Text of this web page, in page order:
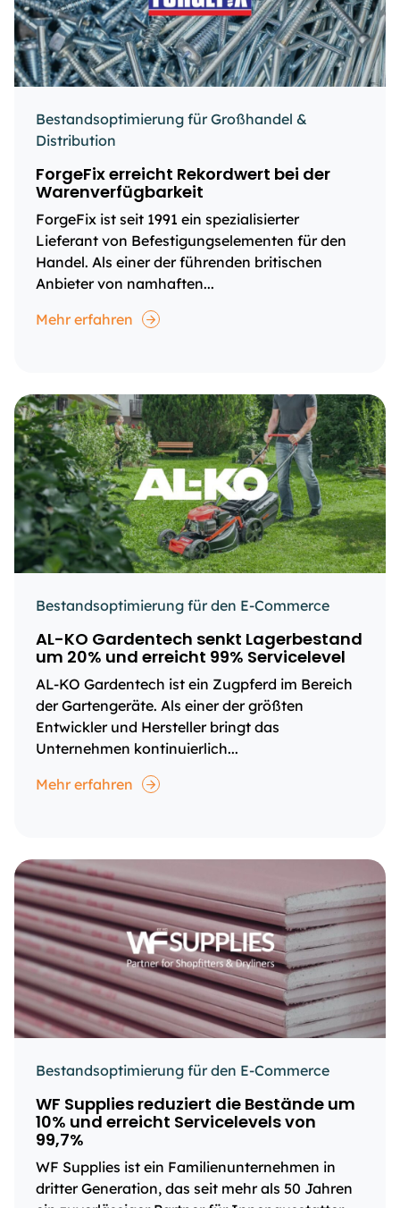
Bestandsoptimierung für Großhandel &
Distribution
ForgeFix erreicht Rekordwert bei der
Warenverfügbarkeit
ForgeFix ist seit 1991 ein spezialisierter
Lieferant von Befestigungselementen für den
Handel. Als einer der führenden britischen
Anbieter von namhaften...
Mehr erfahren
Bestandsoptimierung für den E-Commerce
AL-KO Gardentech senkt Lagerbestand
um 20% und erreicht 99% Servicelevel
AL-KO Gardentech ist ein Zugpferd im Bereich
der Gartengeräte. Als einer der größten
Entwickler und Hersteller bringt das
Unternehmen kontinuierlich...
Mehr erfahren
Bestandsoptimierung für den E-Commerce
WF Supplies reduziert die Bestände um
10% und erreicht Servicelevels von
99,7%
WF Supplies ist ein Familienunternehmen in
dritter Generation, das seit mehr als 50 Jahren